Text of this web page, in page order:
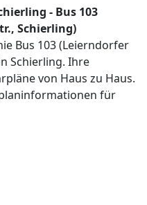
- Bus 103
Schierling)
Bus 103 (Leierndorfer
Schierling. Ihre
von Haus zu Haus.
für